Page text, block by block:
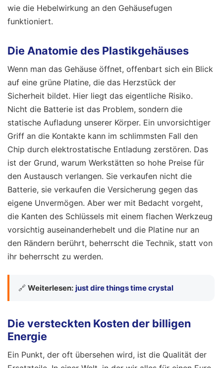
wie die Hebelwirkung an den Gehäusefugen
funktioniert.
Die Anatomie des Plastikgehäuses
Wenn man das Gehäuse öffnet, offenbart sich ein Blick
auf eine grüne Platine, die das Herzstück der
Sicherheit bildet. Hier liegt das eigentliche Risiko.
Nicht die Batterie ist das Problem, sondern die
statische Aufladung unserer Körper. Ein unvorsichtiger
Griff an die Kontakte kann im schlimmsten Fall den
Chip durch elektrostatische Entladung zerstören. Das
ist der Grund, warum Werkstätten so hohe Preise für
den Austausch verlangen. Sie verkaufen nicht die
Batterie, sie verkaufen die Versicherung gegen das
eigene Unvermögen. Aber wer mit Bedacht vorgeht,
die Kanten des Schlüssels mit einem flachen Werkzeug
vorsichtig auseinanderhebelt und die Platine nur an
den Rändern berührt, beherrscht die Technik, statt von
ihr beherrscht zu werden.
🔗 Weiterlesen: just dire things time crystal
Die versteckten Kosten der billigen
Energie
Ein Punkt, der oft übersehen wird, ist die Qualität der